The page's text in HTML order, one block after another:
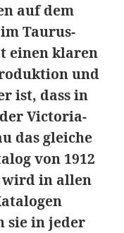
auf dem
Taurus-
einen klaren
und
ist, dass in
Victoria-
das gleiche
von 1912
wird in allen
sie in jeder